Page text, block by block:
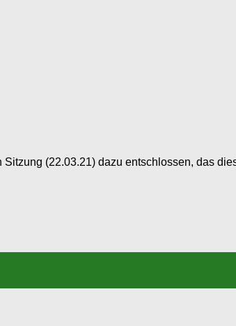
(22.03.21) dazu entschlossen, das